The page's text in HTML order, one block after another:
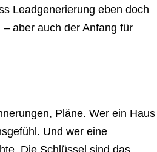
Leadgenerierung eben doch
aber auch der Anfang für
Pläne. Wer ein Haus
Und wer eine